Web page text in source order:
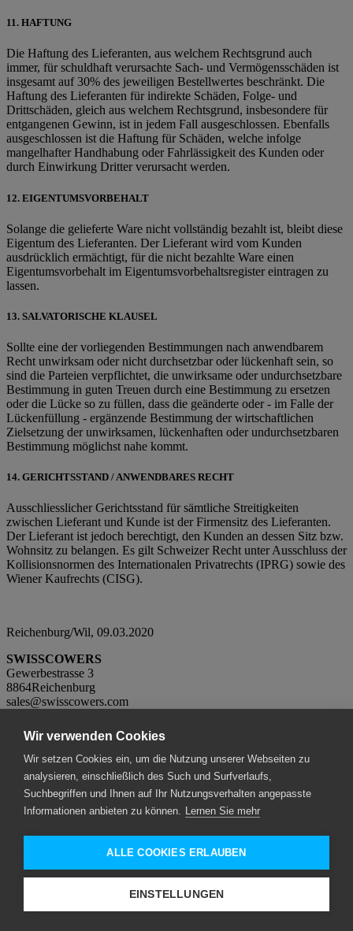
11. HAFTUNG
Die Haftung des Lieferanten, aus welchem Rechtsgrund auch
immer, für schuldhaft verursachte Sach- und Vermögensschäden ist
insgesamt auf 30% des jeweiligen Bestellwertes beschränkt. Die
Haftung des Lieferanten für indirekte Schäden, Folge- und
Drittschäden, gleich aus welchem Rechtsgrund, insbesondere für
entgangenen Gewinn, ist in jedem Fall ausgeschlossen. Ebenfalls
ausgeschlossen ist die Haftung für Schäden, welche infolge
mangelhafter Handhabung oder Fahrlässigkeit des Kunden oder
durch Einwirkung Dritter verursacht werden.
12. EIGENTUMSVORBEHALT
Solange die gelieferte Ware nicht vollständig bezahlt ist, bleibt diese
Eigentum des Lieferanten. Der Lieferant wird vom Kunden
ausdrücklich ermächtigt, für die nicht bezahlte Ware einen
Eigentumsvorbehalt im Eigentumsvorbehaltsregister eintragen zu
lassen.
13. SALVATORISCHE KLAUSEL
Sollte eine der vorliegenden Bestimmungen nach anwendbarem
Recht unwirksam oder nicht durchsetzbar oder lückenhaft sein, so
sind die Parteien verpflichtet, die unwirksame oder undurchsetzbare
Bestimmung in guten Treuen durch eine Bestimmung zu ersetzen
oder die Lücke so zu füllen, dass die geänderte oder - im Falle der
Lückenfüllung - ergänzende Bestimmung der wirtschaftlichen
Zielsetzung der unwirksamen, lückenhaften oder undurchsetzbaren
Bestimmung möglichst nahe kommt.
14. GERICHTSSTAND / ANWENDBARES RECHT
Ausschliesslicher Gerichtsstand für sämtliche Streitigkeiten
zwischen Lieferant und Kunde ist der Firmensitz des Lieferanten.
Der Lieferant ist jedoch berechtigt, den Kunden an dessen Sitz bzw.
Wohnsitz zu belangen. Es gilt Schweizer Recht unter Ausschluss der
Kollisionsnormen des Internationalen Privatrechts (IPRG) sowie des
Wiener Kaufrechts (CISG).
Reichenburg/Wil, 09.03.2020
SWISSCOWERS
Gewerbestrasse 3
8864Reichenburg
sales@swisscowers.com
Neuheiten
Vertriebspartner
Schweiz
DBJ Handels AG
Gewerbestrasse
Hofman Animal Care
THE NETHERLANDS
Wir verwenden Cookies
Wir setzen Cookies ein, um die Nutzung unserer Webseiten zu
analysieren, einschließlich des Such und Surfverlaufs,
Suchbegriffen und Ihnen auf Ihr Nutzungsverhalten angepasste
Informationen anbieten zu können. Lernen Sie mehr
ALLE COOKIES ERLAUBEN
EINSTELLUNGEN